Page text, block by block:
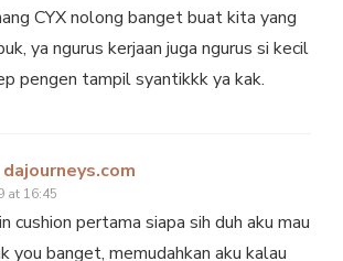
CYX nolong banget buat kita yang
ya ngurus kerjaan juga ngurus si kecil
pengen tampil syantikkk ya kak.
at 16:45
cushion pertama siapa sih duh aku mau
you banget, memudahkan aku kalau